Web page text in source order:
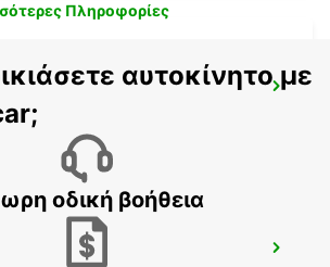
VIEW PETROL STATION
AIRPORT
Πληροφορίες
αυτοκίνητο με
οδική βοήθεια